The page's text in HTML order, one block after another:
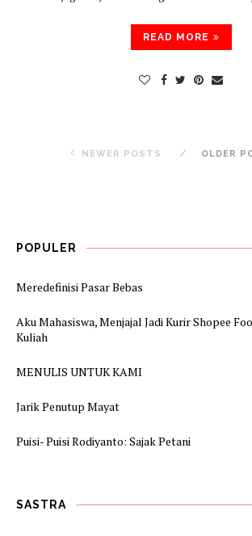
READ MORE
NEWER POSTS OLDER
POPULER
Meredefinisi Pasar Bebas
Aku Mahasiswa, Menjajal Jadi Kurir Shopee
Kuliah
MENULIS UNTUK KAMI
Jarik Penutup Mayat
Puisi- Puisi Rodiyanto: Sajak Petani
SASTRA